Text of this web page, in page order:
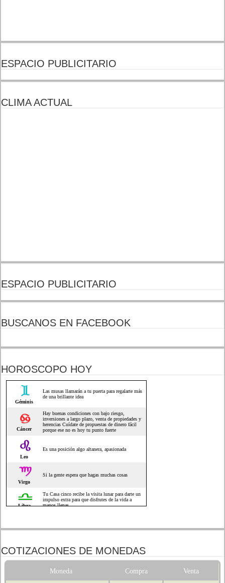
ESPACIO PUBLICITARIO
CLIMA ACTUAL
ESPACIO PUBLICITARIO
BUSCANOS EN FACEBOOK
HOROSCOPO HOY
COTIZACIONES DE MONEDAS
Moneda Compra Venta